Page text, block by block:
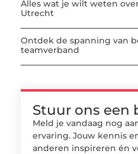
Alles wat je wilt weten
Utrecht
Ontdek de spanning van
teamverband
Stuur ons een
Meld je vandaag nog
ervaring. Jouw kennis
anderen inspireren én